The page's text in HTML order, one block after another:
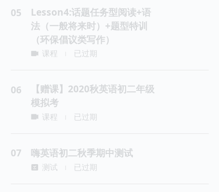
05
Lesson4:话题任务型阅读+语
法（一般将来时）+题型特训
（环保倡议类写作）
课程 已过期
06
【赠课】2020秋英语初二年级
模拟考
课程 已过期
07 嗨英语初二秋季期中测试
测试 已过期